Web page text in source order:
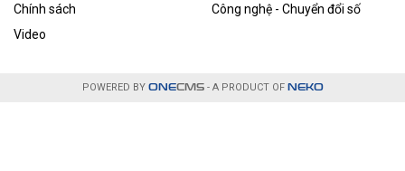
Chính sách
Công nghệ - Chuyển đổi số
Video
POWERED BY ONECMS- A PRODUCT OF NEKO